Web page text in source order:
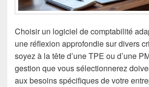
Choisir un logiciel de comptabilité
une réflexion approfondie sur divers
soyez à la tête d’une TPE ou d’une
gestion que vous sélectionnerez
aux besoins spécifiques de votre